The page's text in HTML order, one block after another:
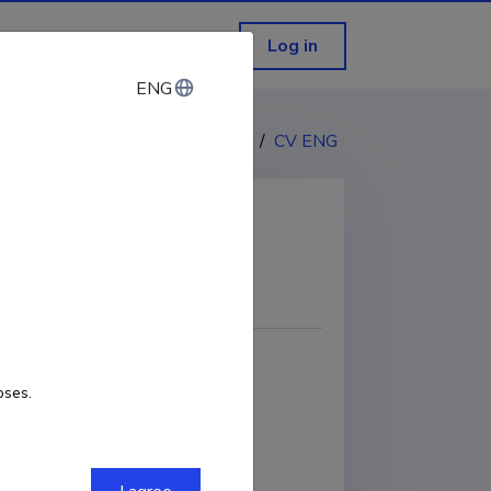
Log in
/ CV ENG
3416-0865
ENG